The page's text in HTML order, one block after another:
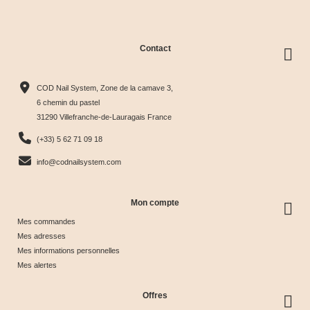
Tips &
nuancier
 
& Tips
Glow &
Collection
Contact
COD Nail System, Zone de la camave 3,
6 chemin du pastel
31290 Villefranche-de-Lauragais France
(+33) 5 62 71 09 18
info@codnailsystem.com
Mon compte
Mes commandes
Mes adresses
Mes informations personnelles
Mes alertes
Offres